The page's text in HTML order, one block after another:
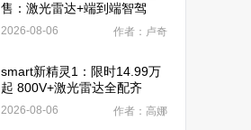
售：激光雷达+端到端智驾
2026-08-06 作者：卢奇
smart新精灵1：限时14.99万
起 800V+激光雷达全配齐
2026-08-06 作者：高娜